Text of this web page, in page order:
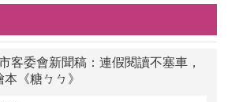
客委會新聞稿：連假閱讀不塞車，
《糖ㄅㄅ》